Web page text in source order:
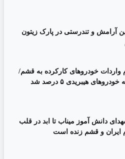
آرامش و تندرستی در پارک زیتون
واردات خودروهای کارکرده به قشم/
هیبریدی ۵ درصد شد
دانش آموز میناب تا ابد در قلب
ایران و قشم زنده است